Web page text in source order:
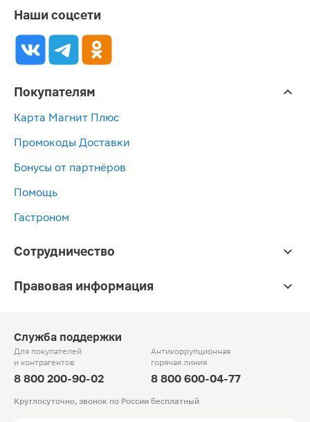
Наши соцсети
Покупателям
Карта Магнит Плюс
Промокоды Доставки
Бонусы от партнёров
Помощь
Гастроном
Сотрудничество
Правовая информация
Служба поддержки
Для покупателей
и контрагентов
8 800 200-90-02
Антикоррупционная
горячая линия
8 800 600-04-77
Круглосуточно, звонок по России бесплатный